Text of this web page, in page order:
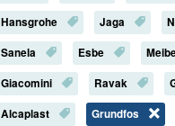
Hansgrohe
Jaga
Sanela
Esbe
Giacomini
Ravak
Alcaplast
Grundfos